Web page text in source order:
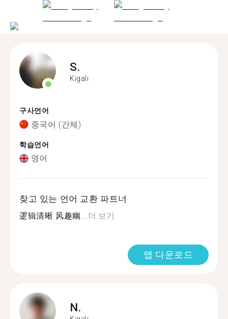
S.
Kigali
구사언어
중국어 (간체)
학습언어
영어
찾고 있는 언어 교환 파트너
逻辑清晰 风趣幽...더 보기
앱 다운로드
N.